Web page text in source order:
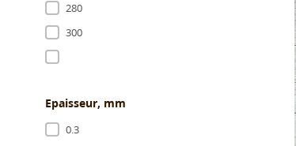
280
300
Epaisseur, mm
0.3